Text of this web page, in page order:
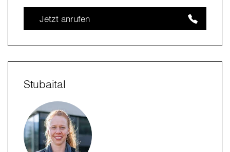
Jetzt anrufen
Stubaital